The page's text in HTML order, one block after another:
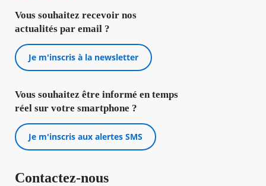
Vous souhaitez recevoir nos
actualités par email ?
Je m'inscris à la newsletter
Vous souhaitez être informé en temps
réel sur votre smartphone ?
Je m'inscris aux alertes SMS
Contactez-nous